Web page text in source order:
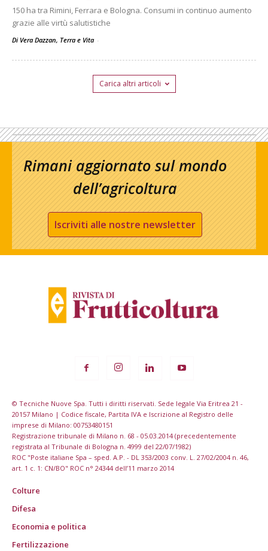
150 ha tra Rimini, Ferrara e Bologna. Consumi in continuo aumento
grazie alle virtù salutistiche
Di Vera Dazzan, Terra e Vita -
Carica altri articoli
Rimani aggiornato sul mondo
dell’agricoltura
Iscriviti alle nostre newsletter
© Tecniche Nuove Spa. Tutti i diritti riservati. Sede legale Via Eritrea 21 -
20157 Milano | Codice fiscale, Partita IVA e Iscrizione al Registro delle
imprese di Milano: 00753480151
Registrazione tribunale di Milano n. 68 - 05.03.2014 (precedentemente
registrata al Tribunale di Bologna n. 4999 del 22/07/1982)
ROC "Poste italiane Spa – sped. A.P. - DL 353/2003 conv. L. 27/02/2004 n. 46,
art. 1 c. 1: CN/BO" ROC n° 24344 dell’11 marzo 2014
Colture
Difesa
Economia e politica
Fertilizzazione